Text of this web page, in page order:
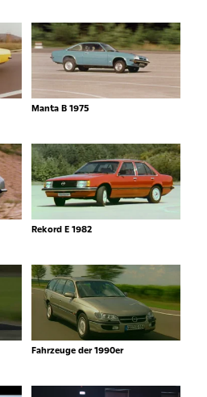
Manta B 1975
Rekord E 1982
Fahrzeuge der 1990er